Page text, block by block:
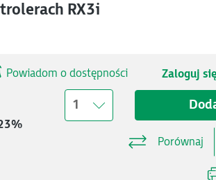
RX3i
Powiadom o dostępności Zaloguj się
1
Porównaj